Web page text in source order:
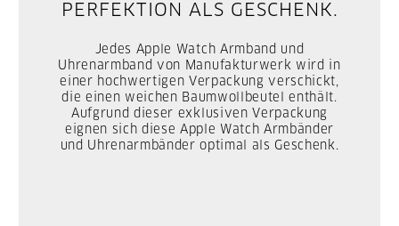
PERFEKTION ALS GESCHENK.
Jedes Apple Watch Armband und
Uhrenarmband von Manufakturwerk wird in
einer hochwertigen Verpackung verschickt,
die einen weichen Baumwollbeutel enthält.
Aufgrund dieser exklusiven Verpackung
eignen sich diese Apple Watch Armbänder
und Uhrenarmbänder optimal als Geschenk.